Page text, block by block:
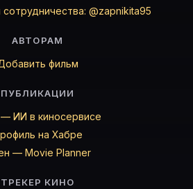
@zapnikita95
АВТОРАМ
фильм
ПУБЛИКАЦИИ
ИИ в киносервисе
на Хабре
— Movie Planner
ТРЕКЕР КИНО